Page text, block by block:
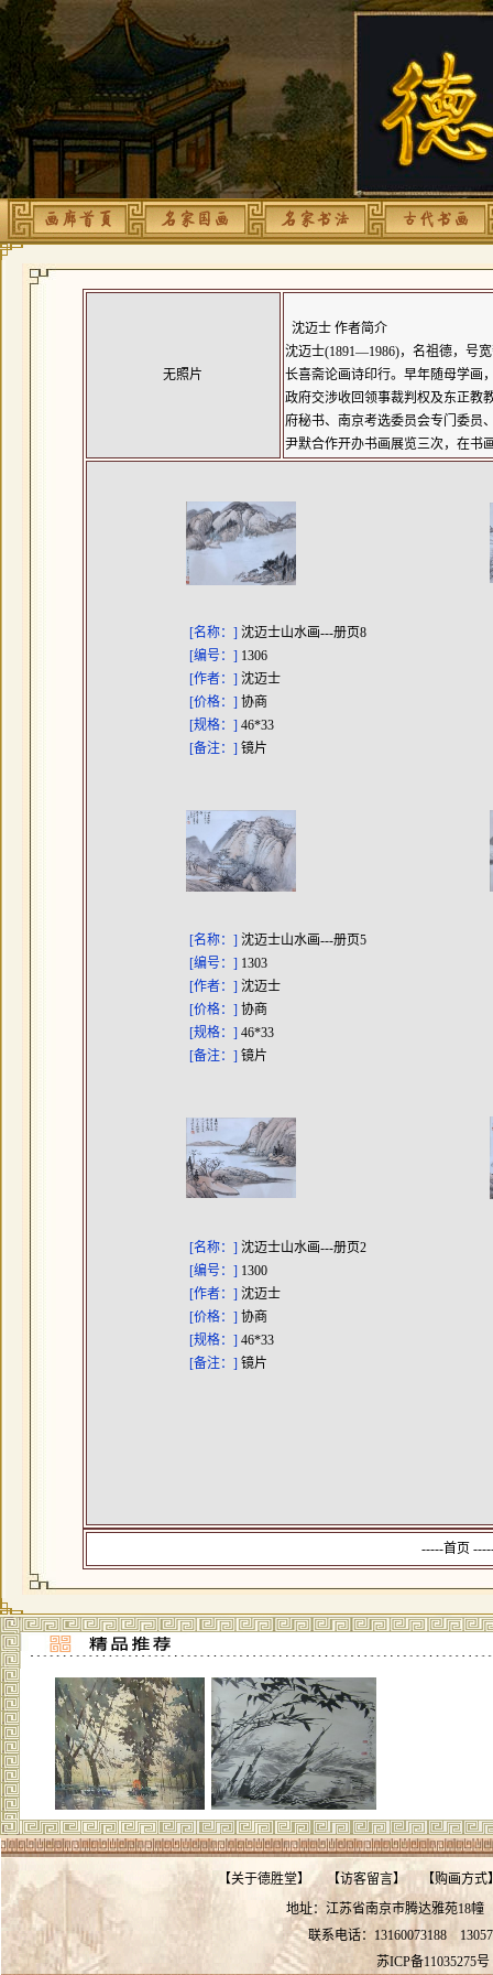
无照片
沈迈士 作者简介
沈迈士(1891—1986)，名祖德，号
长喜斋论画诗印行。早年随母学画
政府交涉收回领事裁判权及东正教
府秘书、南京考选委员会专门委员
尹默合作开办书画展览三次，在书
[名称：] 沈迈士山水画---册页8
[编号：] 1306
[作者：] 沈迈士
[价格：] 协商
[规格：] 46*33
[备注：] 镜片
[名称：] 沈迈士山水画---册页5
[编号：] 1303
[作者：] 沈迈士
[价格：] 协商
[规格：] 46*33
[备注：] 镜片
[名称：] 沈迈士山水画---册页2
[编号：] 1300
[作者：] 沈迈士
[价格：] 协商
[规格：] 46*33
[备注：] 镜片
-----首页
【关于德胜堂】 【访客留言】 【购画方式
地址：江苏省南京市腾达雅苑
联系电话：13160073188
苏ICP备11035275号